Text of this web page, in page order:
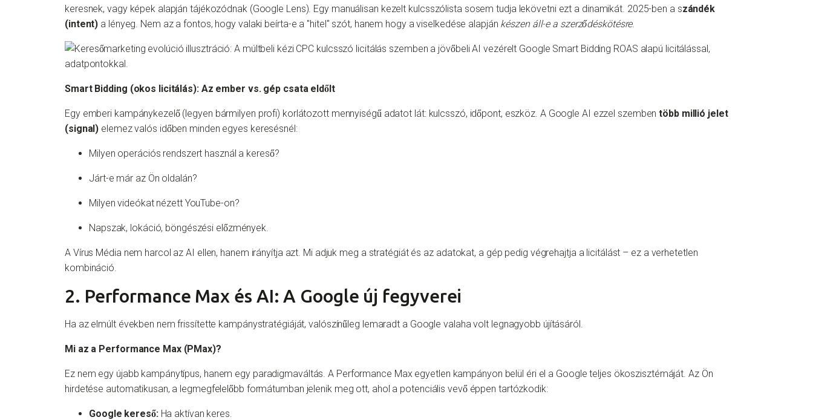
keresnek, vagy képek alapján tájékozódnak (Google Lens). Egy manuálisan kezelt kulcsszólista sosem tudja lekövetni ezt a dinamikát. 2025-ben a szándék
(intent) a lényeg. Nem az a fontos, hogy valaki beírta-e a "hitel" szót, hanem hogy a viselkedése alapján készen áll-e a szerződéskötésre.
Smart Bidding (okos licitálás): Az ember vs. gép csata eldőlt
Egy emberi kampánykezelő (legyen bármilyen profi) korlátozott mennyiségű adatot lát: kulcsszó, időpont, eszköz. A Google AI ezzel szembentöbb millió jelet
(signal) elemez valós időben minden egyes keresésnél:
Milyen operációs rendszert használ a kereső?
Járt-e már az Ön oldalán?
Milyen videókat nézett YouTube-on?
Napszak, lokáció, böngészési előzmények.
A Vírus Média nem harcol az AI ellen, hanem irányítja azt. Mi adjuk meg a stratégiát és az adatokat, a gép pedig végrehajtja a licitálást – ez a verhetetlen
kombináció.
2. Performance Max és AI: A Google új fegyverei
Ha az elmúlt években nem frissítette kampánystratégiáját, valószínűleg lemaradt a Google valaha volt legnagyobb újításáról.
Mi az a Performance Max (PMax)?
Ez nem egy újabb kampánytípus, hanem egy paradigmaváltás. A Performance Max egyetlen kampányon belül éri el a Google teljes ökoszisztémáját. Az Ön
hirdetése automatikusan, a legmegfelelőbb formátumban jelenik meg ott, ahol a potenciális vevő éppen tartózkodik:
Google kereső:Ha aktívan keres.